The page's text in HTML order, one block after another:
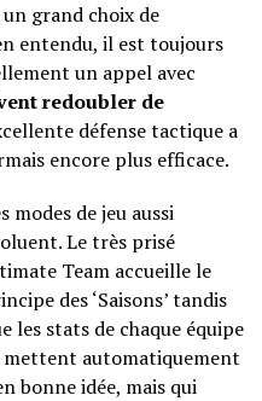
grand choix de
entendu, il est toujours
un appel avec
redoubler de
défense tactique a
encore plus efficace.
modes de jeu aussi
Le très prisé
Team accueille le
des ‘Saisons’ tandis
les stats de chaque équipe
mettent automatiquement
bonne idée, mais qui